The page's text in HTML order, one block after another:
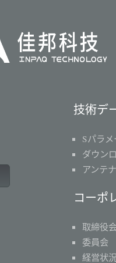
技術デ
Sパラ
ダウン
アンテ
コーポ
取締役
委員会
経営状